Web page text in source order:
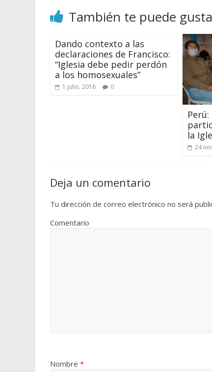
También te puede
Dando contexto a las
declaraciones de Francisco:
“Iglesia debe pedir perdón
a los homosexuales”
1 julio, 2016 0
la
24
Deja un comentario
Tu dirección de correo electrónico no será
Comentario
Nombre *